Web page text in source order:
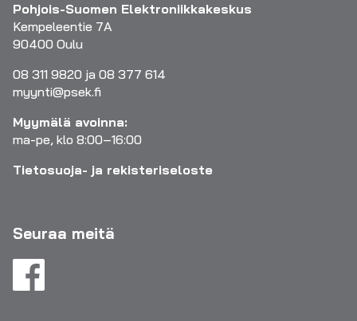
Pohjois-Suomen Elektroniikkakeskus
Kempeleentie 7A
90400 Oulu
08 311 9820 ja 08 377 614
myynti@psek.fi
Myymälä avoinna:
ma-pe, klo 8:00–16:00
Tietosuoja- ja rekisteriseloste
Seuraa meitä